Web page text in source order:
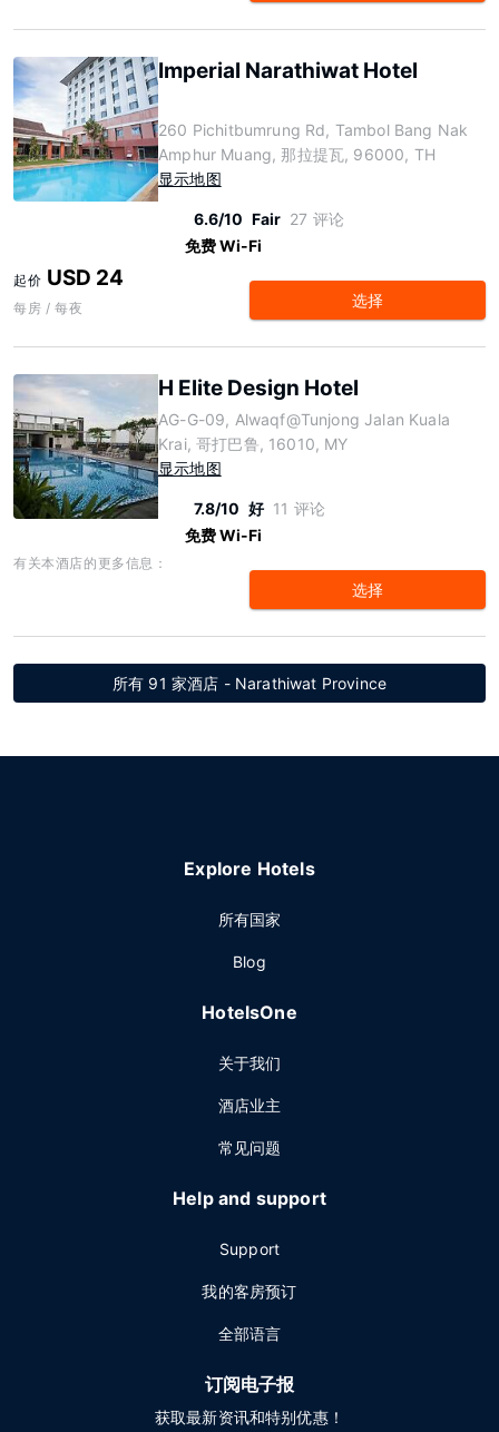
Imperial Narathiwat Hotel
260 Pichitbumrung Rd, Tambol Bang Nak
Amphur Muang, 那拉提瓦, 96000, TH
显示地图
6.6/10 Fair 27 评论
免费 Wi-Fi
起价 USD 24
每房 / 每夜 选择
H Elite Design Hotel
AG-G-09, Alwaqf@Tunjong Jalan Kuala
Krai, 哥打巴鲁, 16010, MY
显示地图
7.8/10 好 11 评论
免费 Wi-Fi
有关本酒店的更多信息：
选择
所有 91 家酒店 - Narathiwat Province
Explore Hotels
所有国家
Blog
HotelsOne
关于我们
酒店业主
常见问题
Help and support
Support
我的客房预订
全部语言
订阅电子报
获取最新资讯和特别优惠！